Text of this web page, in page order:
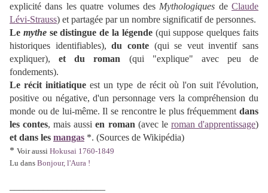
explicité dans les quatre volumes des Mythologiques de Claude
Lévi-Strauss) et partagée par un nombre significatif de personnes.
Le mythese distingue de la légende(qui suppose quelques faits
historiques identifiables),du conte(qui se veut inventif sans
expliquer),et du roman (qui "explique" avec peu de
fondements).
Le récit initiatique est un type de récit où l'on suit l'évolution,
positive ou négative, d'un personnage vers la compréhension du
monde ou de lui-même. Il se rencontre le plus fréquemment dans
les contes, mais aussien roman (avec le roman d'apprentissage)
et dans les mangas *. (Sources de Wikipédia)
* Voir aussi Hokusai 1760-1849
Lu dans Bonjour, l'Aura !